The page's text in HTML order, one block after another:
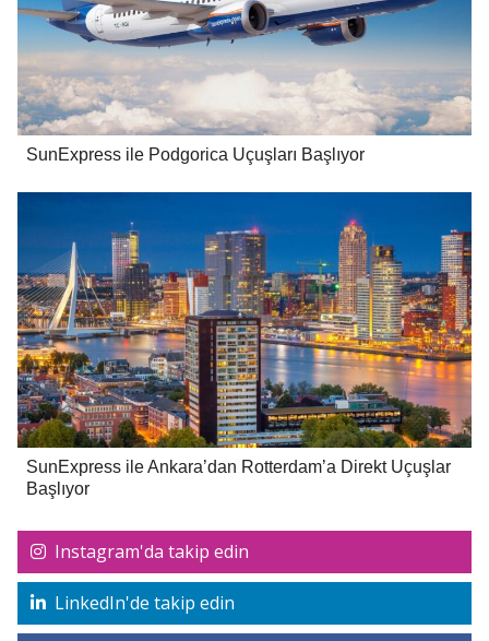
SunExpress ile Podgorica Uçuşları Başlıyor
SunExpress ile Ankara’dan Rotterdam’a Direkt Uçuşlar
Başlıyor
Instagram'da takip edin
LinkedIn'de takip edin